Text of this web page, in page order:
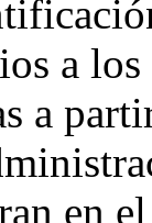
a
a
en